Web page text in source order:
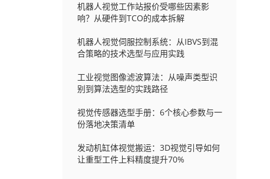
机器人视觉工作站报价受哪些因素影
响？从硬件到TCO的成本拆解
机器人视觉伺服控制系统：从IBVS到混
合策略的技术选型与应用实践
工业视觉图像滤波算法：从噪声类型识
别到算法选型的实践路径
视觉传感器选型手册：6个核心参数与一
份落地决策清单
发动机缸体视觉搬运：3D视觉引导如何
让重型工件上料精度提升70%